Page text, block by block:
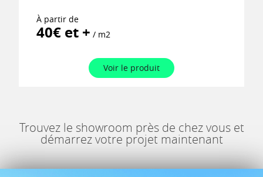
À partir de
40€ et + / m2
Voir le produit
Trouvez le showroom près de chez vous et
démarrez votre projet maintenant